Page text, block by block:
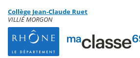
Menu de la rubrique
Contenu
Collège Jean-Claude Ruet
VILLIÉ MORGON